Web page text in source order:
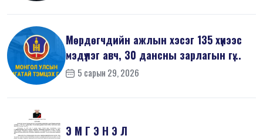
Мөрдөгчдийн ажлын хэсэг 135 хүнээс
мэдүүлэг авч, 30 дансны зарлагын гү...
5 сарын 29, 2026
Э М Г Э Н Э Л